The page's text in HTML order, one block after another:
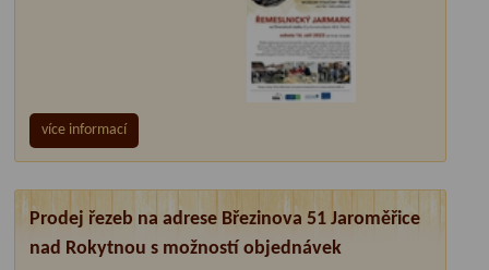
více informací
Prodej řezeb na adrese Březinova 51 Jaroměřice
nad Rokytnou s možností objednávek